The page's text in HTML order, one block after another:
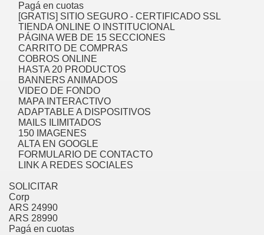
Pagá en cuotas
[GRATIS] SITIO SEGURO - CERTIFICADO SSL
TIENDA ONLINE O INSTITUCIONAL
PÁGINA WEB DE 15 SECCIONES
CARRITO DE COMPRAS
COBROS ONLINE
HASTA 20 PRODUCTOS
BANNERS ANIMADOS
VIDEO DE FONDO
MAPA INTERACTIVO
ADAPTABLE A DISPOSITIVOS
MAILS ILIMITADOS
150 IMAGENES
ALTA EN GOOGLE
FORMULARIO DE CONTACTO
LINK A REDES SOCIALES
SOLICITAR
Corp
ARS 24990
ARS 28990
Pagá en cuotas
Changing How To Document and Create 3507
Just the Pros Know About Lies You've Been Told
Oil 1894